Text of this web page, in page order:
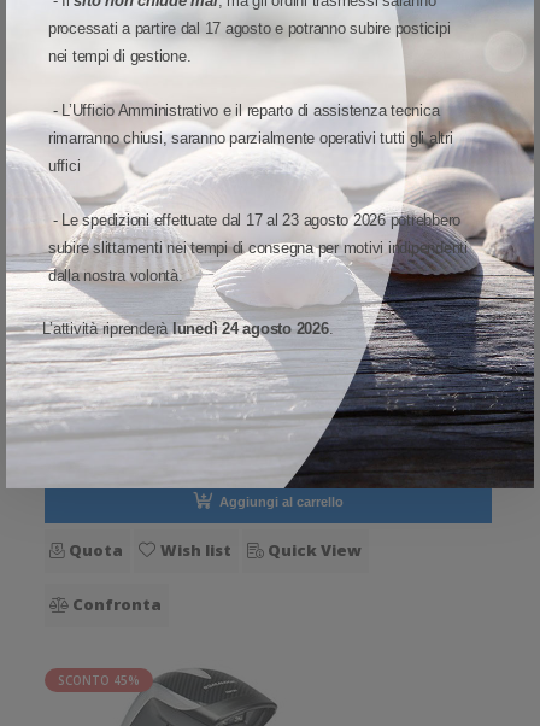
processati a partire dal 17 agosto e potranno subire posticipi
nei tempi di gestione.
- L’Ufficio Amministrativo e il reparto di assistenza tecnica
rimarranno chiusi, saranno parzialmente operativi tutti gli altri
uffici
- Le spedizioni effettuate dal 17 al 23 agosto 2026 potrebbero
subire slittamenti nei tempi di consegna per motivi indipendenti
dalla nostra volontà.
L’attività riprenderàlunedì 24 agosto 2026.
LETTORI-HONEYWELL-VOYAGER XP CURVE 1400G
1400GSR-1USB-1E Honeywell Mod. Voyager XP Curve 1400g.
Lettore barcode Honeywell impugnabile Voyager XP Curve
1400g Lettore per uso generale lo strumento ideale per le
aziende che desiderano migliorare le applicazioni quotidiane
di lettura dei codici a barre. Lettura QrCode abilitata. Angolo di
scan
102,32 €
Sconto:56% Prezzo di listino: 231,23 € Imponibile:
83,87€ 18,45 €
Aggiungi al carrello
Quota Wish list Quick View
Confronta
SCONTO 45%